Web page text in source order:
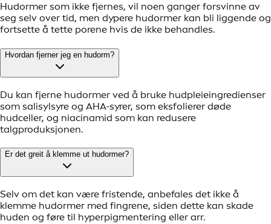
Hudormer som ikke fjernes, vil noen ganger forsvinne av
seg selv over tid, men dypere hudormer kan bli liggende og
fortsette å tette porene hvis de ikke behandles.
Hvordan fjerner jeg en hudorm?
Du kan fjerne hudormer ved å bruke hudpleieingredienser
som salisylsyre og AHA-syrer, som eksfolierer døde
hudceller, og niacinamid som kan redusere
talgproduksjonen.
Er det greit å klemme ut hudormer?
Selv om det kan være fristende, anbefales det ikke å
klemme hudormer med fingrene, siden dette kan skade
huden og føre til hyperpigmentering eller arr.